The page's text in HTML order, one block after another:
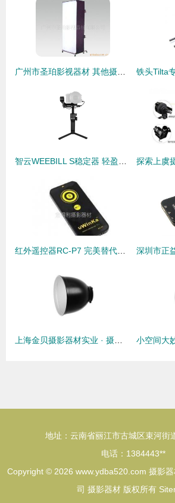
地址：云南省丽江市古城区束河街
电话：1384443**
Copyright © 2026 www.ydba520.com 摄影
司 摄影器材 版权所有